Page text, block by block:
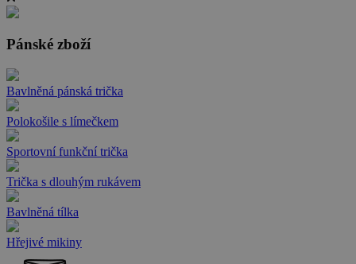
Pánské zboží
Bavlněná pánská trička
Polokošile s límečkem
Sportovní funkční trička
Trička s dlouhým rukávem
Bavlněná tílka
Hřejivé mikiny